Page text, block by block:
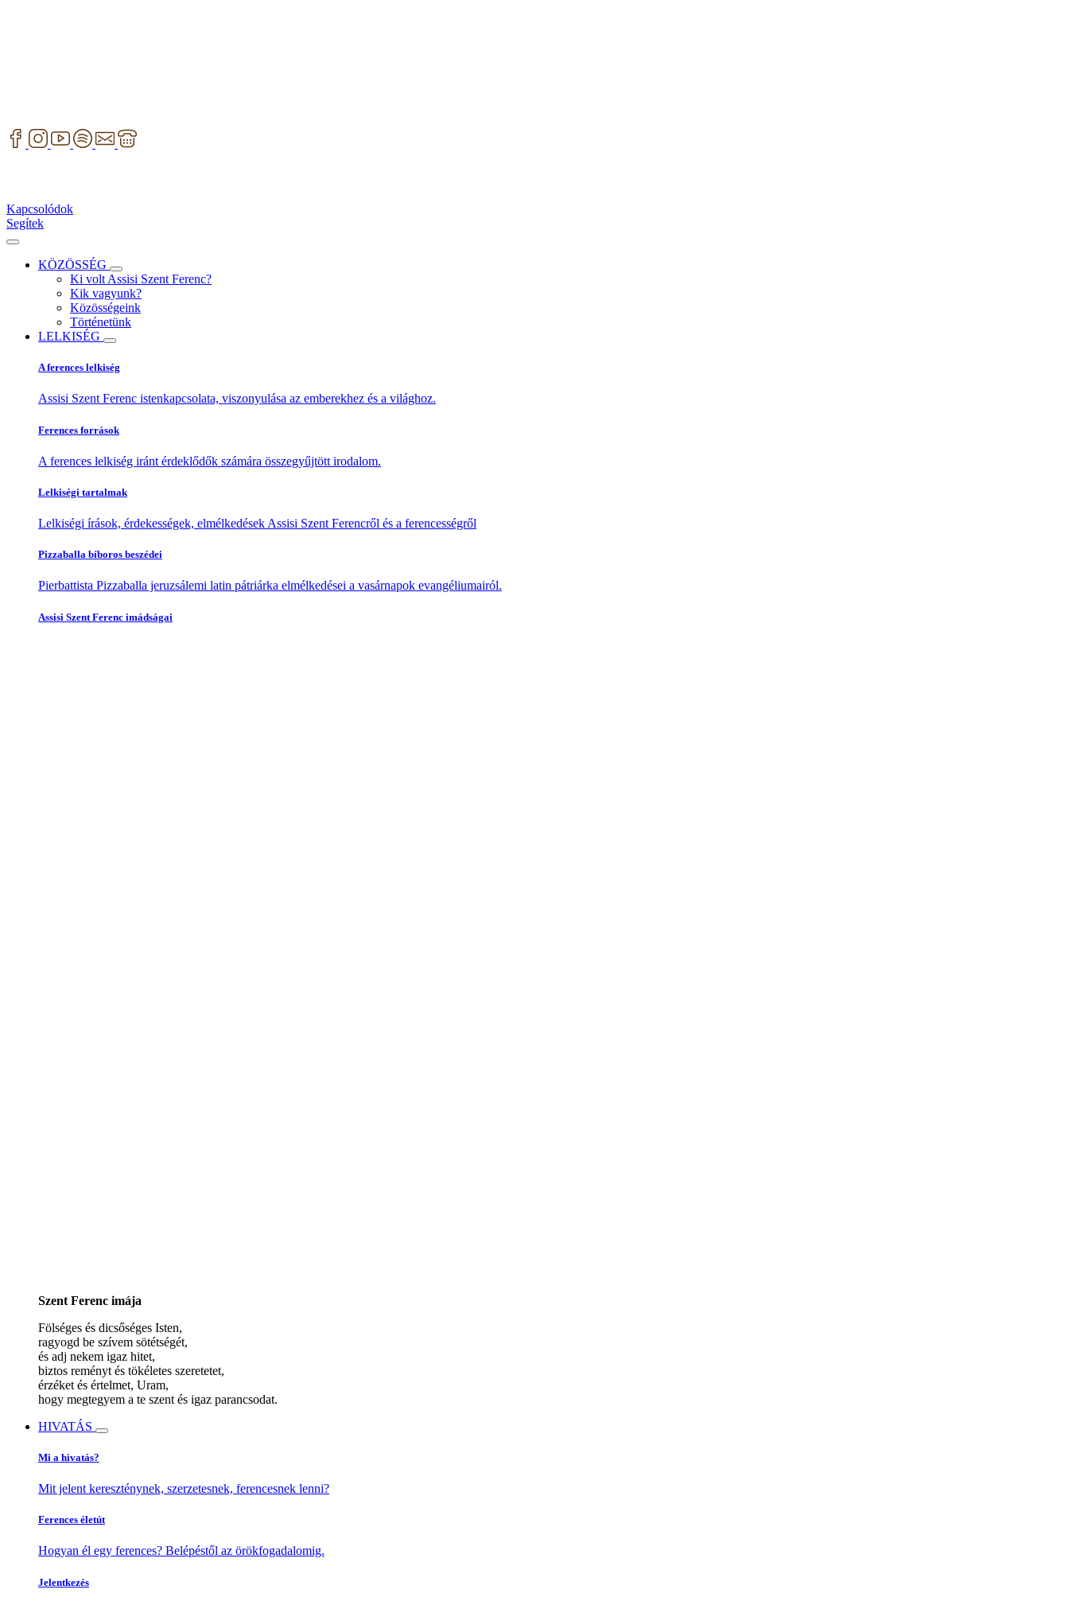
Kapcsolódok
Segítek
KÖZÖSSÉG
Ki volt Assisi Szent Ferenc?
Kik vagyunk?
Közösségeink
Történetünk
LELKISÉG
A ferences lelkiség
Assisi Szent Ferenc istenkapcsolata, viszonyulása az emberekhez és a világhoz.
Ferences források
A ferences lelkiség iránt érdeklődők számára összegyűjtött irodalom.
Lelkiségi tartalmak
Lelkiségi írások, érdekességek, elmélkedések Assisi Szent Ferencről és a ferencességről
Pizzaballa bíboros beszédei
Pierbattista Pizzaballa jeruzsálemi latin pátriárka elmélkedései a vasárnapok evangéliumairól.
Assisi Szent Ferenc imádságai
Szent Ferenc imája
Fölséges és dicsőséges Isten,
ragyogd be szívem sötétségét,
és adj nekem igaz hitet,
biztos reményt és tökéletes szeretetet,
érzéket és értelmet, Uram,
hogy megtegyem a te szent és igaz parancsodat.
HIVATÁS
Mi a hivatás?
Mit jelent kereszténynek, szerzetesnek, ferencesnek lenni?
Ferences életút
Hogyan él egy ferences? Belépéstől az örökfogadalomig.
Jelentkezés